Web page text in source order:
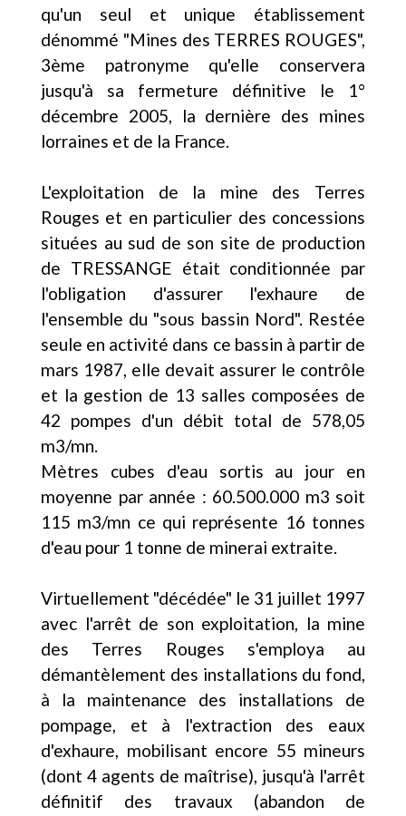
qu'un seul et unique établissement
dénommé "Mines des TERRES ROUGES",
3ème patronyme qu'elle conservera
jusqu'à sa fermeture définitive le 1°
décembre 2005, la dernière des mines
lorraines et de la France.
L'exploitation de la mine des Terres
Rouges et en particulier des concessions
situées au sud de son site de production
de TRESSANGE était conditionnée par
l'obligation d'assurer l'exhaure de
l'ensemble du "sous bassin Nord". Restée
seule en activité dans ce bassin à partir de
mars 1987, elle devait assurer le contrôle
et la gestion de 13 salles composées de
42 pompes d'un débit total de 578,05
m3/mn.
Mètres cubes d'eau sortis au jour en
moyenne par année : 60.500.000 m3 soit
115 m3/mn ce qui représente 16 tonnes
d'eau pour 1 tonne de minerai extraite.
Virtuellement "décédée" le 31 juillet 1997
avec l'arrêt de son exploitation, la mine
des Terres Rouges s'employa au
démantèlement des installations du fond,
à la maintenance des installations de
pompage, et à l'extraction des eaux
d'exhaure, mobilisant encore 55 mineurs
(dont 4 agents de maîtrise), jusqu'à l'arrêt
définitif des travaux (abandon de